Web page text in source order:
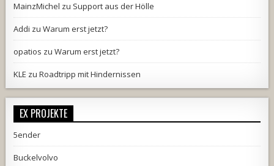
MainzMichel zu Support aus der Hölle
Addi zuWarum erst jetzt?
opatios zuWarum erst jetzt?
KLE zuRoadtripp mit Hindernissen
EX PROJEKTE
5ender
Buckelvolvo